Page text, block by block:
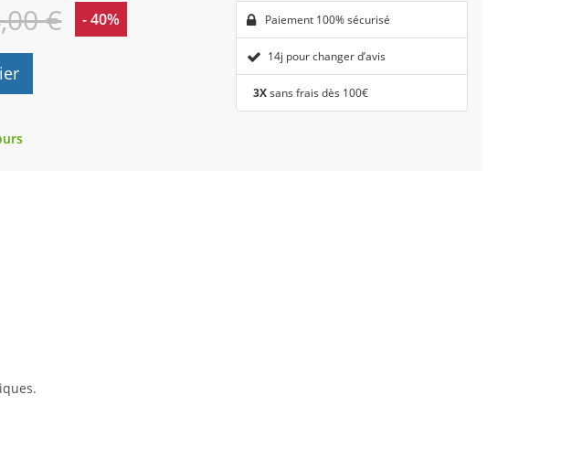
€ - 40% Paiement 100% sécurisé
14j pour changer d’avis
3Xsans frais dès 100€